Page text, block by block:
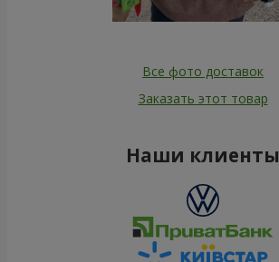
Все фото доставок
Заказать этот товар
Наши клиенты